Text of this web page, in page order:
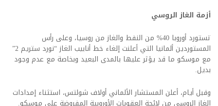
أزمة الغاز الروسي
تستورد أوروبا 40% من النفط والغاز من روسيا، وعلى رأس
المستوردين ألمانيا التي أعلنت إلغاء خط أنابيب الغاز “نورد ستريم 2”
مع موسكو ما قد يؤثر عليها بالمدى البعيد وبخاصة مع عدم وجود
بديل.
وقبل أيام، أعلن المستشار الألماني أولاف شولتس، استثناء إمدادات